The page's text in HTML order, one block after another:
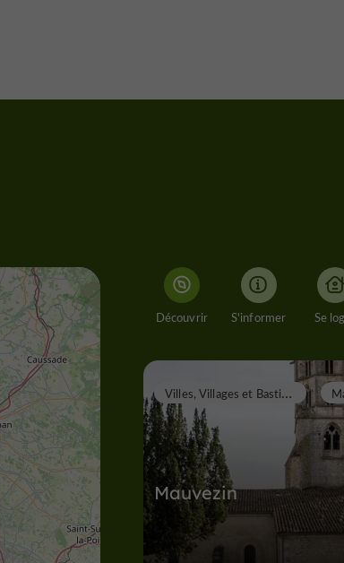
Découvrir S'informer Se
Mauvezin
V
illes, Villages et Bastides